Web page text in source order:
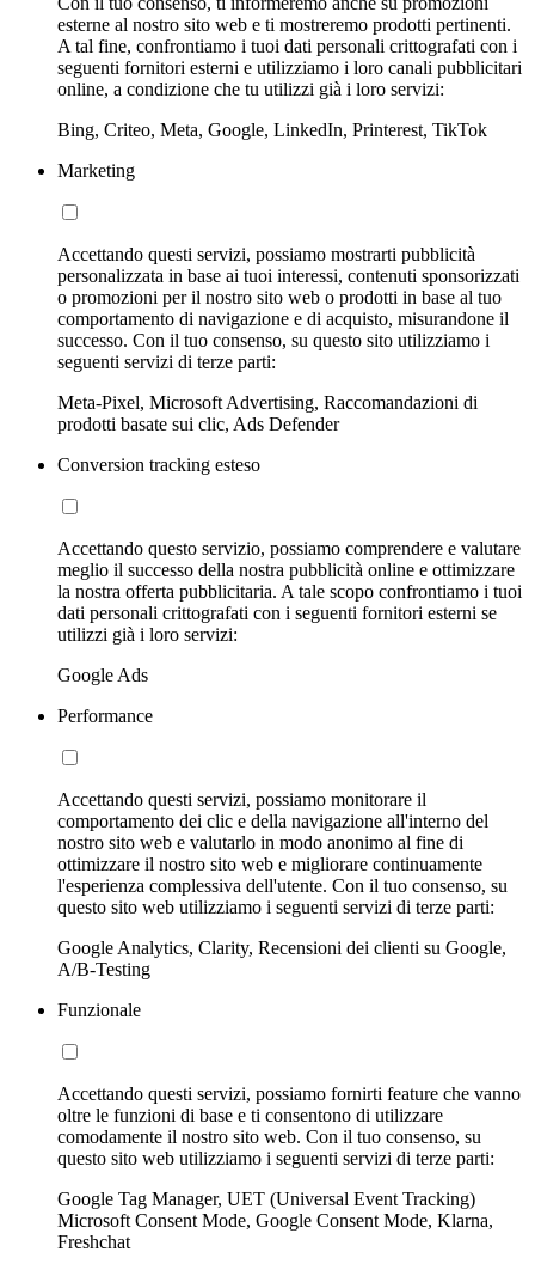
esterne al nostro sito web e ti mostreremo prodotti pertinenti.
A tal fine, confrontiamo i tuoi dati personali crittografati con i
seguenti fornitori esterni e utilizziamo i loro canali pubblicitari
online, a condizione che tu utilizzi già i loro servizi:
Bing, Criteo, Meta, Google, LinkedIn, Printerest, TikTok
Marketing
Accettando questi servizi, possiamo mostrarti pubblicità
personalizzata in base ai tuoi interessi, contenuti sponsorizzati
o promozioni per il nostro sito web o prodotti in base al tuo
comportamento di navigazione e di acquisto, misurandone il
successo. Con il tuo consenso, su questo sito utilizziamo i
seguenti servizi di terze parti:
Meta-Pixel, Microsoft Advertising, Raccomandazioni di
prodotti basate sui clic, Ads Defender
Conversion tracking esteso
Accettando questo servizio, possiamo comprendere e valutare
meglio il successo della nostra pubblicità online e ottimizzare
la nostra offerta pubblicitaria. A tale scopo confrontiamo i tuoi
dati personali crittografati con i seguenti fornitori esterni se
utilizzi già i loro servizi:
Google Ads
Performance
Accettando questi servizi, possiamo monitorare il
comportamento dei clic e della navigazione all'interno del
nostro sito web e valutarlo in modo anonimo al fine di
ottimizzare il nostro sito web e migliorare continuamente
l'esperienza complessiva dell'utente. Con il tuo consenso, su
questo sito web utilizziamo i seguenti servizi di terze parti:
Google Analytics, Clarity, Recensioni dei clienti su Google,
A/B-Testing
Funzionale
Accettando questi servizi, possiamo fornirti feature che vanno
oltre le funzioni di base e ti consentono di utilizzare
comodamente il nostro sito web. Con il tuo consenso, su
questo sito web utilizziamo i seguenti servizi di terze parti:
Google Tag Manager, UET (Universal Event Tracking)
Microsoft Consent Mode, Google Consent Mode, Klarna,
Freshchat